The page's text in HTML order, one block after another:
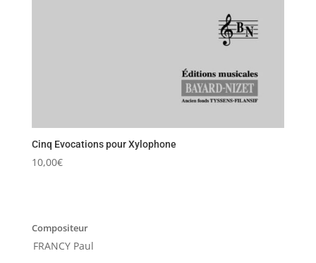
Cinq Evocations pour Xylophone
10,00€
Compositeur
FRANCY Paul